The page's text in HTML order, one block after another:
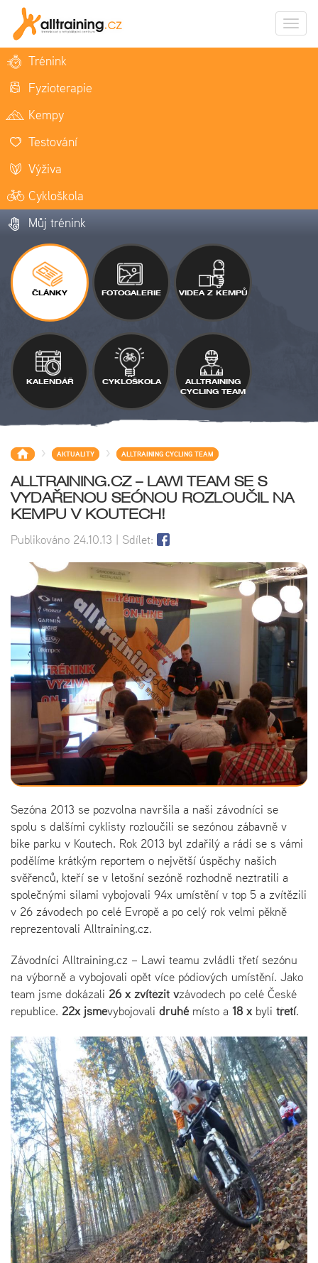
Trénink
Fyzioterapie
Kempy
Testování
Výživa
Cykloškola
Můj trénink
ČLÁNKY FOTOGALERIE VIDEA Z KEMPŮ
KALENDÁŘ CYKLOŠKOLA
ALLTRAINING
CYCLING TEAM
> AKTUALITY > ALLTRAINING CYCLING TEAM
ALLTRAINING.CZ – LAWI TEAM SE S
VYDAŘENOU SEÓNOU ROZLOUČIL NA
KEMPU V KOUTECH!
Publikováno 24.10.13 | Sdílet:
Sezóna 2013 se pozvolna navršila a naši závodníci se
spolu s dalšími cyklisty rozloučili se sezónou zábavně v
bike parku v Koutech. Rok 2013 byl zdařilý a rádi se s vámi
podělíme krátkým reportem o největší úspěchy našich
svěřenců, kteří se v letošní sezóně rozhodně neztratili a
společnými silami vybojovali 94x umístění v top 5 a zvítězili
v 26 závodech po celé Evropě a po celý rok velmi pěkně
reprezentovali Alltraining.cz.
Závodníci Alltraining.cz – Lawi teamu zvládli třetí sezónu
na výborně a vybojovali opět více pódiových umístění. Jako
team jsme dokázali 26 x zvítězit vzávodech po celé České
republice. 22x jsmevybojovali druhémísto a 18 xbyli třetí.